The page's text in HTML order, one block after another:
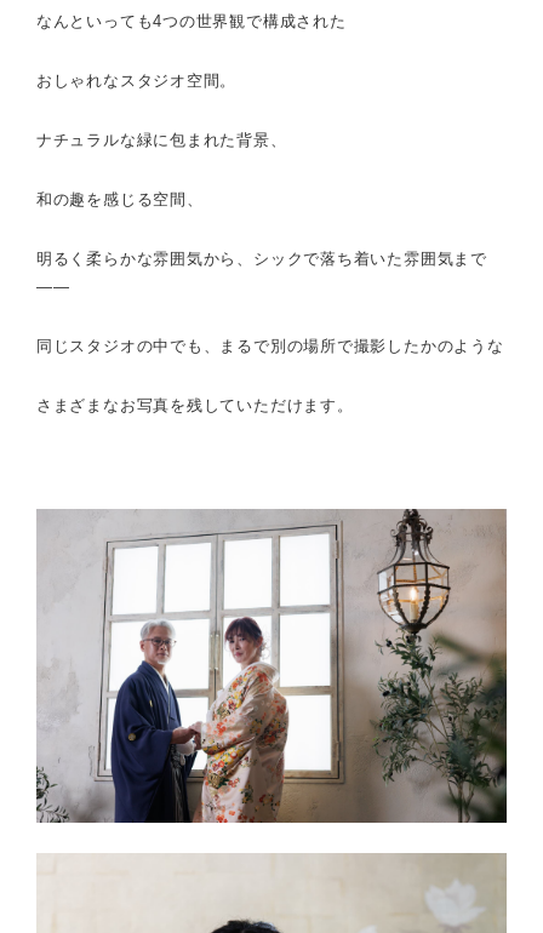
なんといっても4つの世界観で構成された
おしゃれなスタジオ空間。
ナチュラルな緑に包まれた背景、
和の趣を感じる空間、
明るく柔らかな雰囲気から、 シックで落ち着いた雰囲気まで
――
同じスタジオの中でも、 まるで別の場所で撮影したかのような
さまざまなお写真を残していただけます。